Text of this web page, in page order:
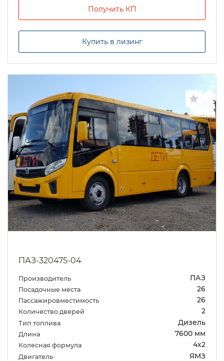
Получить КП
Купить в лизинг
ПАЗ-320475-04
Производитель ПАЗ
Посадочные места 26
Пассажировместимость 26
Количество дверей 2
Тип топлива Дизель
Длина 7600 мм
Колесная формула 4х2
Двигатель ЯМЗ